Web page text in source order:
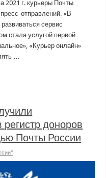
2021 г. курьеры Почты
отправлений. «В
сервис
стала услугой первой
«Курьер онлайн»
…
регистр доноров
Почты России